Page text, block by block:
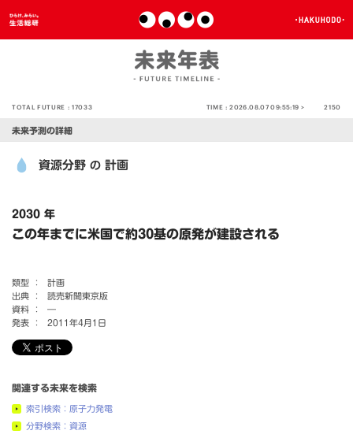
TOTAL FUTURE :17033 TIME :2026.08.07 09:55:19 > 2150
未来予測の詳細
資源分野 の 計画
2030 年
この年までに米国で約30基の原発が建設される
類型 ：
計画
出典 ：
読売新聞東京版
資料 ：
―
発表 ：
2011年4月1日
関連する未来を検索
索引検索：原子力発電
分野検索：資源